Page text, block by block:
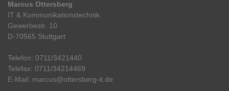
Marcus Ottersberg
IT & Kommunikationstechnik
Gewerbestr. 10
D-70565 Stuttgart
Telefon: 0711/3421440
Telefax: 0711/34214469
E-Mail: marcus@ottersberg-it.de